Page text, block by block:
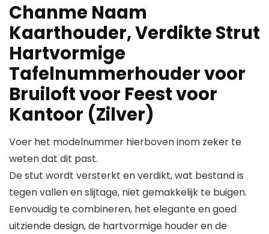
Chanme Naam
Kaarthouder, Verdikte Strut
Hartvormige
Tafelnummerhouder voor
Bruiloft voor Feest voor
Kantoor (Zilver)
Voer het modelnummer hierboven inom zeker te
weten dat dit past.
De stut wordt versterkt en verdikt, wat bestand is
tegen vallen en slijtage, niet gemakkelijk te buigen.
Eenvoudig te combineren, het elegante en goed
uitziende design, de hartvormige houder en de